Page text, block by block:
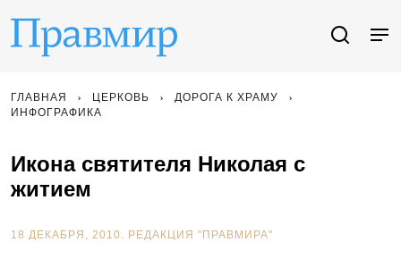
ГЛАВНАЯ ЦЕРКОВЬ
ДОРОГА К ХРАМУ
ИНФОГРАФИКА
Икона святителя Николая с
житием
18 ДЕКАБРЯ, 2010. РЕДАКЦИЯ "ПРАВМИРА"